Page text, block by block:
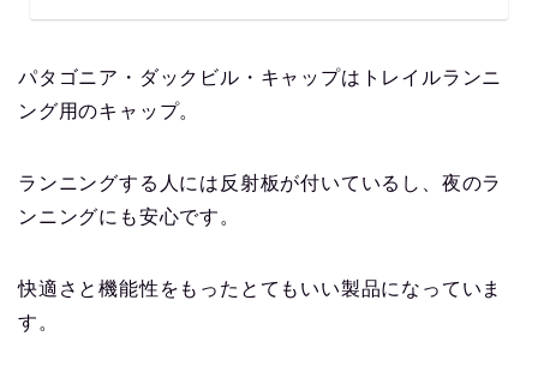
パタゴニア・ダックビル・キャップはトレイルランニ
ング用のキャップ。
ランニングする人には反射板が付いているし、夜のラ
ンニングにも安心です。
快適さと機能性をもったとてもいい製品になっていま
す。